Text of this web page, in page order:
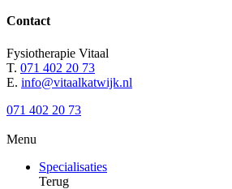
Contact
Fysiotherapie Vitaal
T. 071 402 20 73
E. info@vitaalkatwijk.nl
071 402 20 73
Menu
Specialisaties
Terug